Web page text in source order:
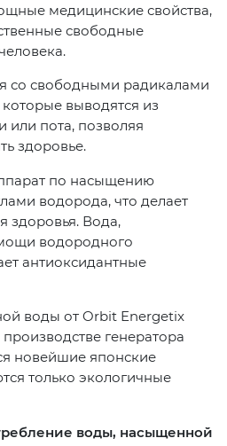
медицинские свойства,
свободные
со свободными радикалами
выводятся из
или пота, позволяя
здоровье.
по насыщению
водорода, что делает
здоровья. Вода,
водородного
антиоксидантные
воды от Orbit Energetix
генератора
новейшие японские
только экологичные
воды, насыщенной